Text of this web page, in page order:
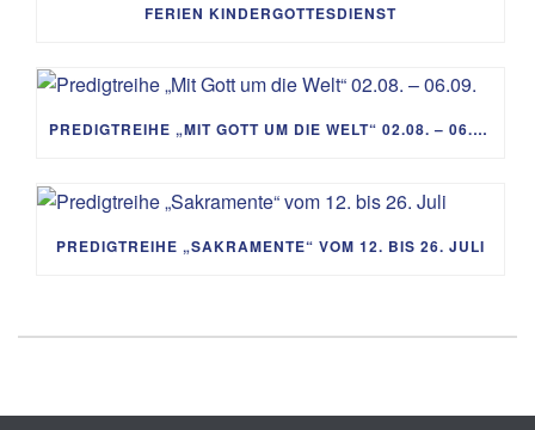
FERIEN KINDERGOTTESDIENST
PREDIGTREIHE „MIT GOTT UM DIE WELT“ 02.08. – 06.09.
PREDIGTREIHE „SAKRAMENTE“ VOM 12. BIS 26. JULI